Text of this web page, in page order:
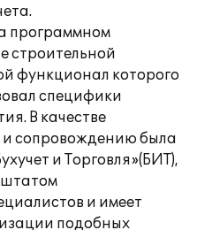
программном
строительной
функционал которого
специфики
В качестве
сопровождению была
и Торговля»(БИТ),
штатом
и имеет
подобных